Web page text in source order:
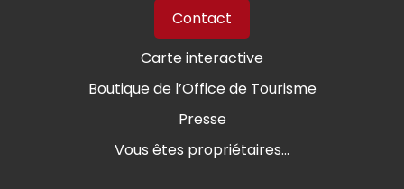
Contact
Carte interactive
Boutique de l’Office de Tourisme
Presse
Vous êtes propriétaires...